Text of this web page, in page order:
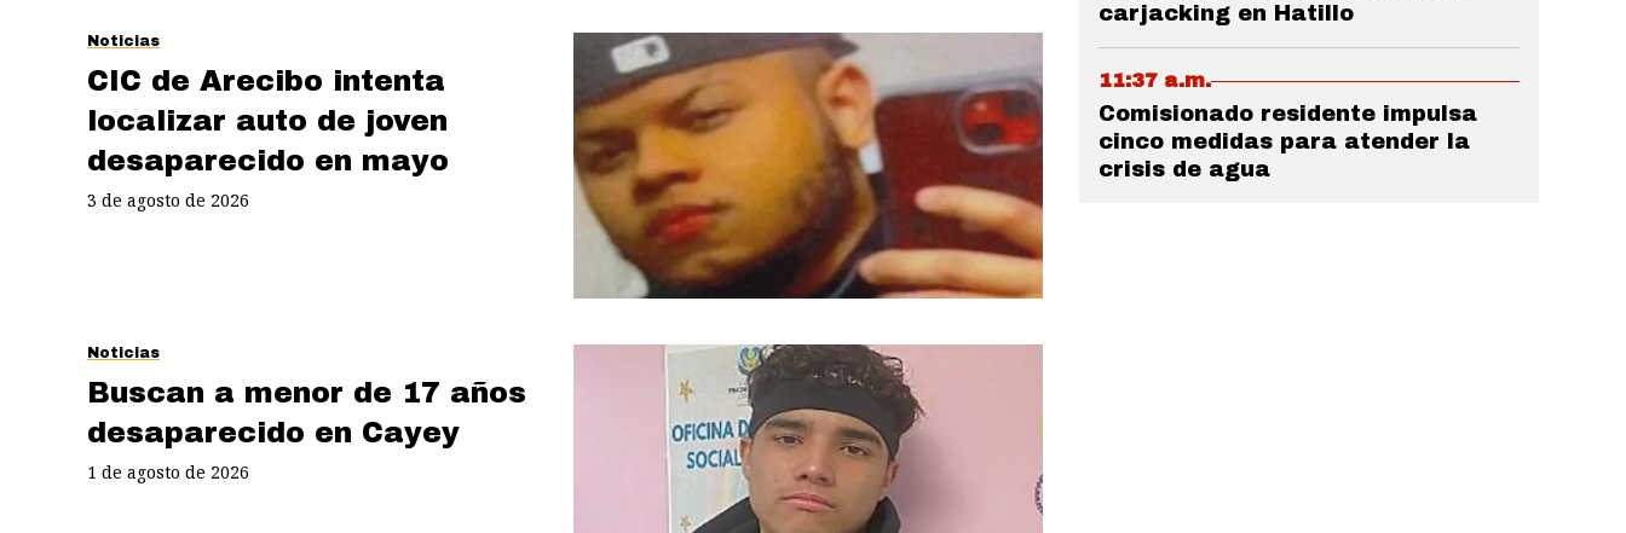
Noticias
CIC de Arecibo intenta
localizar auto de joven
desaparecido en mayo
3 de agosto de 2026
Noticias
Buscan a menor de 17 años
desaparecido en Cayey
1 de agosto de 2026
carjacking en Hatillo
11:37 a.m.
Comisionado residente impulsa
cinco medidas para atender la
crisis de agua